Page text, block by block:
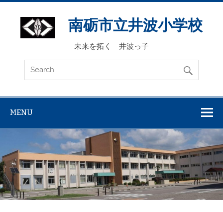
Skip
content
南砺市立井波小学校
未来を拓く 井波っ子
MENU